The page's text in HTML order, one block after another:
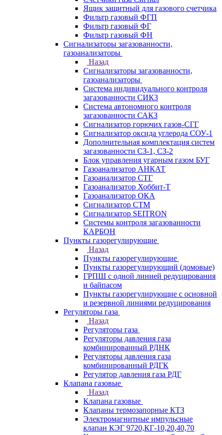
Ящик защитный для газового счетчика
Фильтр газовый ФГП
Фильтр газовый ФГ
Фильтр газовый ФН
Сигнализаторы загазованности,
газоанализаторы
Назад
Сигнализаторы загазованности,
газоанализаторы
Система индивидуального контроля
загазованности СИКЗ
Система автономного контроля
загазованности САКЗ
Сигнализатор горючих газов-СГГ
Сигнализатор оксида углерода СОУ-1
Дополнительная комплектация систем
загазованности СЗ-1, СЗ-2
Блок управления угарным газом БУГ
Газоанализатор АНКАТ
Газоанализатор СТГ
Газоанализатор Хоббит-Т
Газоанализатор ОКА
Сигнализатор СТМ
Сигнализатор SEITRON
Системы контроля загазованности
КАРБОН
Пункты газорегулирующие
Назад
Пункты газорегулирующие
Пункты газорегулирующий (домовые)
ГРПШ с одной линией редуцирования
и байпасом
Пункты газорегулирующие с основной
и резервной линиями редуцирования
Регуляторы газа
Назад
Регуляторы газа
Регуляторы давления газа
комбинированный РДНК
Регуляторы давления газа
комбинированный РДГК
Регулятор давления газа РДГ
Клапана газовые
Назад
Клапана газовые
Клапаны термозапорные КТЗ
Электромагнитные импульсные
клапан КЭГ 9720,КГ-10,20,40,70